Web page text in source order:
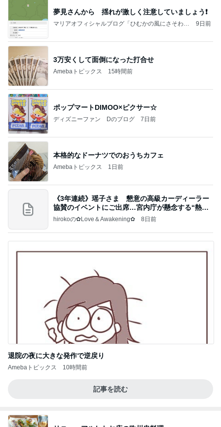
夢見さんから 揺れが激しく注意していましょう❗️
マリアオフィシャルブログ「ひむかの風にさそわれ
9日前
3万安くして面倒になった打合せ
Amebaトピックス 15時間前
ポップマートDIMOO×ピクサー☆
ディズニーファン Dのブログ 7日前
本格的なドーナツでのおうちカフェ
Amebaトピックス 1日前
《3年連続》瑶子さま 懇意の高級カーディーラー
協賛のイベントにご出席…宮内庁が懸念する“熱心
すぎ
hirokoの✿Love＆Awakening✿ 8日前
退院の夜に大きな発作で逆戻り
Amebaトピックス 10時間前
記事を読む